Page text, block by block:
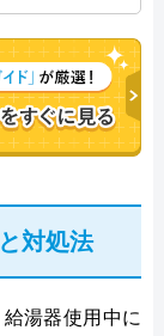
湯器」のスペシ
対処法
湯器使用中に